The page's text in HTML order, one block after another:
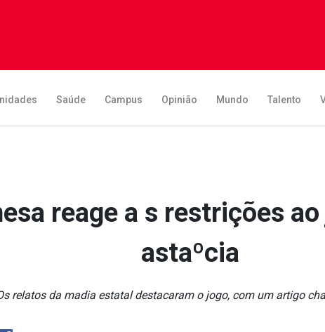
Saúde Campus Opinião Mundo Talento
reage a s restrições
astaºcia
relatos da ma­dia estatal destacaram o jogo, com um artigo